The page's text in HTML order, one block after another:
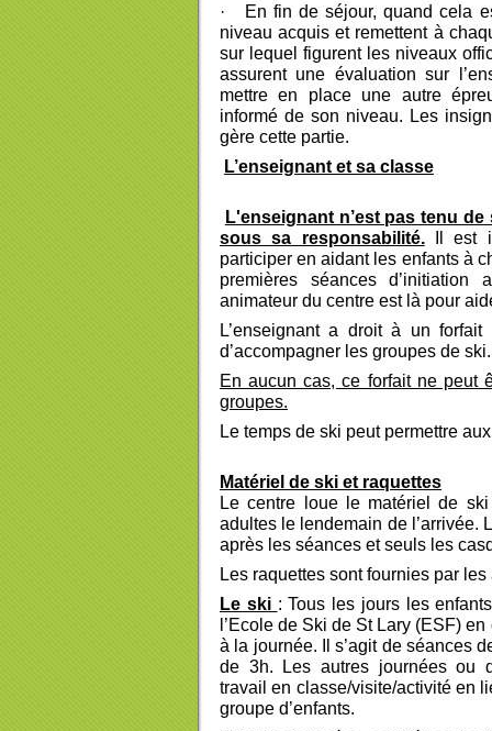
·
En fin de séjour, quand cela
niveau acquis et remettent à
sur lequel figurent les niveaux
assurent une évaluation sur
mettre en place une autre
informé de son niveau. Les
gère cette partie.
L’enseignant et sa classe
L'enseignant n’est pas tenu
sous sa responsabilité.Il est
participer en aidant les enfants à
premières séances d’initiation
animateur du centre est là pour
L’enseignant a droit à un
d’accompagner les groupes de ski.
En aucun cas, ce forfait ne peut
groupes.
Le temps de ski peut permettre
Matériel de ski et raquettes
Le centre loue le matériel de
adultes le lendemain de l’arrivée.
après les séances et seuls les
Les raquettes sont fournies par
Le ski : Tous les jours les
l’Ecole de Ski de St Lary (ESF)
à la journée. Il s’agit de séances
de 3h. Les autres journées ou
travail en classe/visite/activité en
groupe d’enfants.